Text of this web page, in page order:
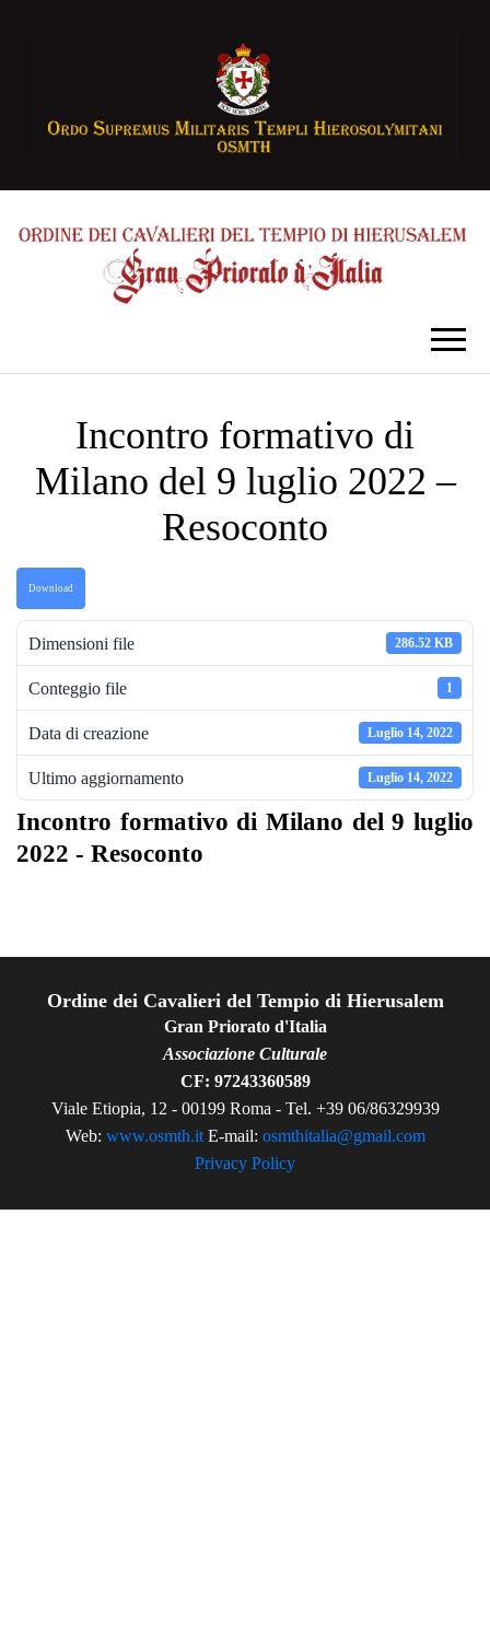
Incontro formativo di
Milano del 9 luglio 2022 –
Resoconto
Download
Dimensioni file 286.52 KB
Conteggio file 1
Data di creazione Luglio 14, 2022
Ultimo aggiornamento Luglio 14, 2022
Incontro formativo di Milano del 9 luglio
2022 - Resoconto
Ordine dei Cavalieri del Tempio di Hierusalem
Gran Priorato d'Italia
Associazione Culturale
CF: 97243360589
Viale Etiopia, 12 - 00199 Roma - Tel. +39 06/86329939
Web: www.osmth.itE-mail: osmthitalia@gmail.com
Privacy Policy